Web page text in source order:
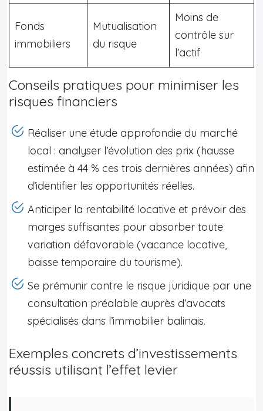
Fonds
immobiliers
Mutualisation
du risque
Moins de
contrôle sur
l’actif
Conseils pratiques pour minimiser les
risques financiers
Réaliser une étude approfondie du marché
local : analyser l’évolution des prix (hausse
estimée à 44 % ces trois dernières années) afin
d’identifier les opportunités réelles.
Anticiper la rentabilité locative et prévoir des
marges suffisantes pour absorber toute
variation défavorable (vacance locative,
baisse temporaire du tourisme).
Se prémunir contre le risque juridique par une
consultation préalable auprès d’avocats
spécialisés dans l’immobilier balinais.
Exemples concrets d’investissements
réussis utilisant l’effet levier